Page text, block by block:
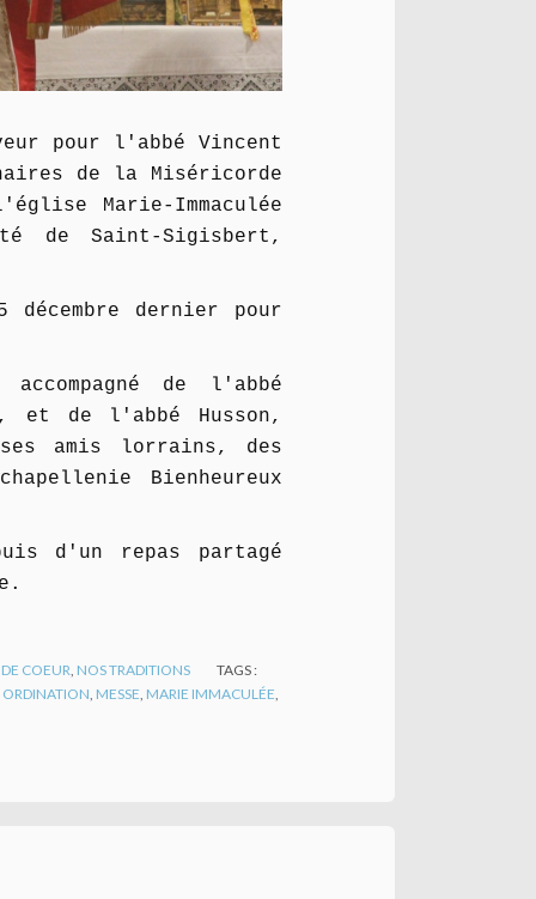
pour l'abbé Vincent
de la Miséricorde
Marie-Immaculée
de Saint-Sigisbert,
décembre dernier pour
de l'abbé
et de l'abbé Husson,
amis lorrains, des
Bienheureux
d'un repas partagé
COEUR NOS TRADITIONS
TAGS :
ORDINATION MESSE MARIE IMMACULÉE